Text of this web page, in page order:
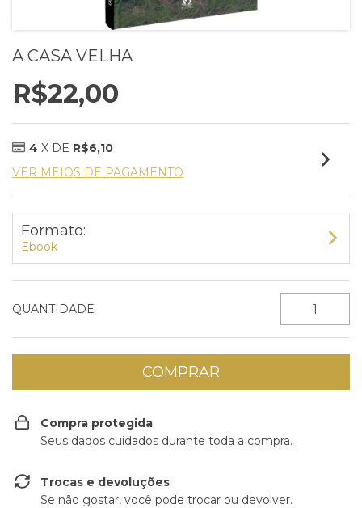
A CASA VELHA
R$22,00
4 X DE R$6,10
VER MEIOS DE PAGAMENTO
Formato:
Ebook
QUANTIDADE
Compra protegida
Seus dados cuidados durante toda a compra.
Trocas e devoluções
Se não gostar, você pode trocar ou devolver.